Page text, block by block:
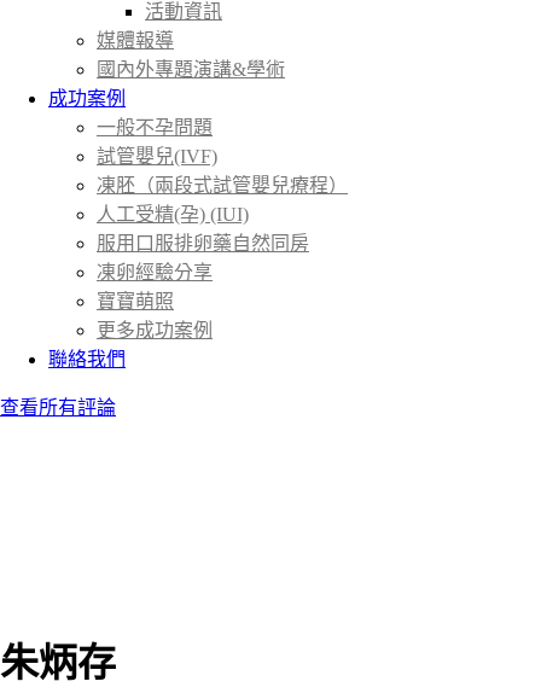
活動資訊
媒體報導
國內外專題演講&學術
成功案例
一般不孕問題
試管嬰兒(IVF)
凍胚（兩段式試管嬰兒療程）
人工受精(孕) (IUI)
服用口服排卵藥自然同房
凍卵經驗分享
寶寶萌照
更多成功案例
聯絡我們
查看所有評論
朱炳存